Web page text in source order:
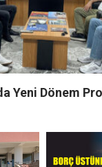
Yeni Dönem